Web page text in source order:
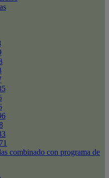
combinado con programa de